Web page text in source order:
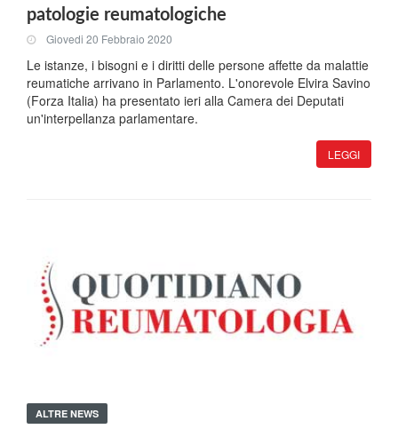
patologie reumatologiche
Giovedi 20 Febbraio 2020
Le istanze, i bisogni e i diritti delle persone affette da malattie
reumatiche arrivano in Parlamento. L'onorevole Elvira Savino
(Forza Italia) ha presentato ieri alla Camera dei Deputati
un'interpellanza parlamentare.
LEGGI
ALTRE NEWS